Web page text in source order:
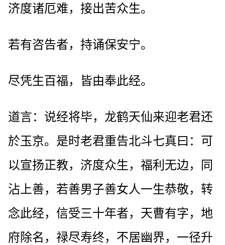
济度诸厄难，接出苦众生。
若有咨告者，持诵保安宁。
尽凭生百福，皆由奉此经。
道言：说经将毕，龙鹤天仙来迎老君还
於玉京。是时老君重告北斗七真曰：可
以宣扬正教，济度众生，福利无边，同
沾上善，若善男子善女人一生恭敬，转
念此经，信受三十年者，天曹有字，地
府除名，禄尽寿终，不居幽界，一径升